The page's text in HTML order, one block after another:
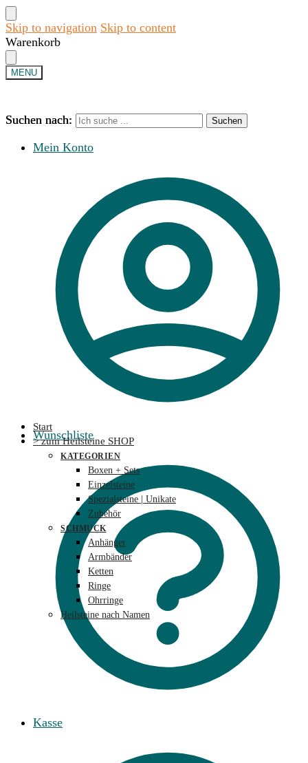
Skip to navigation Skip to content
Warenkorb
MENU
Suchen nach: Suchen
Mein Konto
Wunschliste
Kasse
Suchen nach: Suchen
Start
> zum Heilsteine SHOP
KATEGORIEN
Boxen + Sets
Einzelsteine
Spezialsteine | Unikate
Zubehör
SCHMUCK
Anhänger
Armbänder
Ketten
Ringe
Ohrringe
Heilsteine nach Namen